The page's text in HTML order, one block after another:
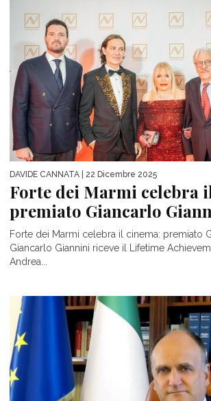
DAVIDE CANNATA | 22 Dicembre 2025
Forte dei Marmi celebra
premiato Giancarlo
Forte dei Marmi celebra il cinema: premiato
Giancarlo Giannini riceve il Lifetime
Andrea...